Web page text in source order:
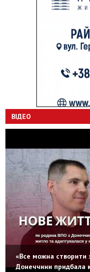
ВІДЕО
«Все можна створити
Донеччини придбала